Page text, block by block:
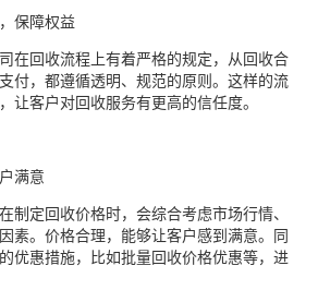
保障权益
在回收流程上有着严格的规定，从回收合
付，都遵循透明、规范的原则。这样的流
让客户对回收服务有更高的信任度。
满意
制定回收价格时，会综合考虑市场行情、
素。价格合理，能够让客户感到满意。同
优惠措施，比如批量回收价格优惠等，进